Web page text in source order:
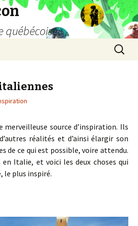
québécoise
merveilleuse source d’inspiration. Ils
réalités et d’ainsi élargir son
de ce qui est possible, voire attendu.
en Italie, et voici les deux choses qui
le plus inspiré.